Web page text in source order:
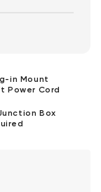
in Mount
Power Cord
Box